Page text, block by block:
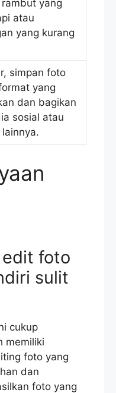
yang
atau
yang kurang
simpan foto
yang
dan bagikan
sosial atau
edit foto
sulit
cukup
memiliki
foto yang
dan
foto yang